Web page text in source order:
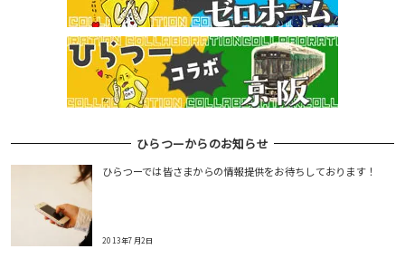
ひらつーからのお知らせ
ひらつーでは皆さまからの情報提供をお待ちしております！
2013年7月2日